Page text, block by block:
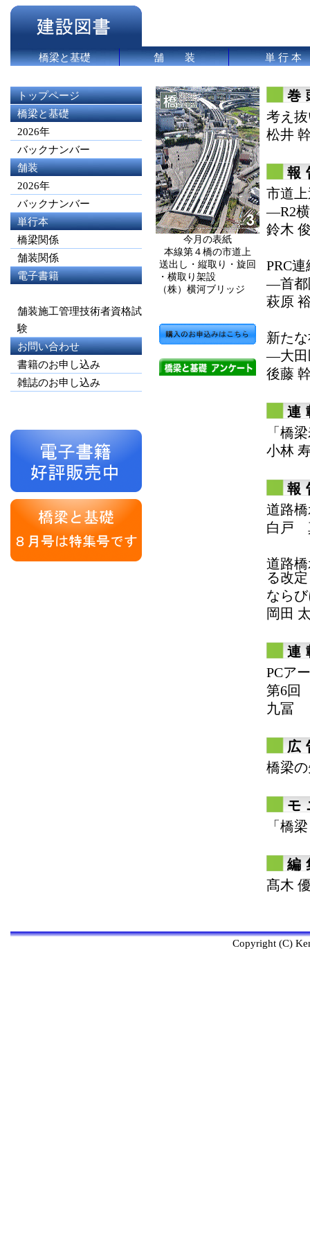
橋梁と基礎 舗 装 単 行 本
考え
松井
報
市道
―R2
鈴木
PRC
―首都
萩原
新た
―大田
後藤
連
「橋
小林
報
道路
白戸
道路
る改定
なら
岡田
連
PCア
第6回
九冨
広
橋梁
モ
「橋
編
髙木
今月の表紙
本線第４橋の市道上
送出し・縦取り・旋回
・横取り架設
（株）横河ブリッジ
トップページ
橋梁と基礎
2026年
バックナンバー
舗装
2026年
バックナンバー
単行本
橋梁関係
舗装関係
電子書籍
舗装施工管理技術者資格試
験
お問い合わせ
書籍のお申し込み
雑誌のお申し込み
Copyright (C)